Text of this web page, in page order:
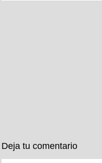
Deja tu comentario